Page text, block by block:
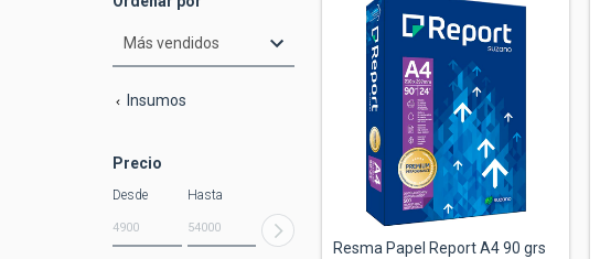
Insumos
Precio
Desde Hasta
Resma Papel Report A4 90 grs